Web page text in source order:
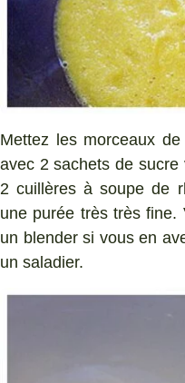
Mettez les morceaux
avec 2 sachets de
2 cuillères à soupe de
une purée très très fine.
un blender si vous en
un saladier.